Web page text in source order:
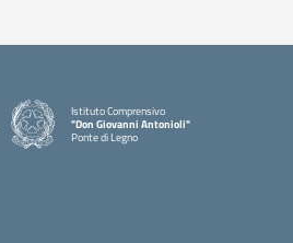
Istituto Comprensivo
"Don Giovanni Antonioli"
Ponte di Legno
— Visita la pagina iniziale della scuola